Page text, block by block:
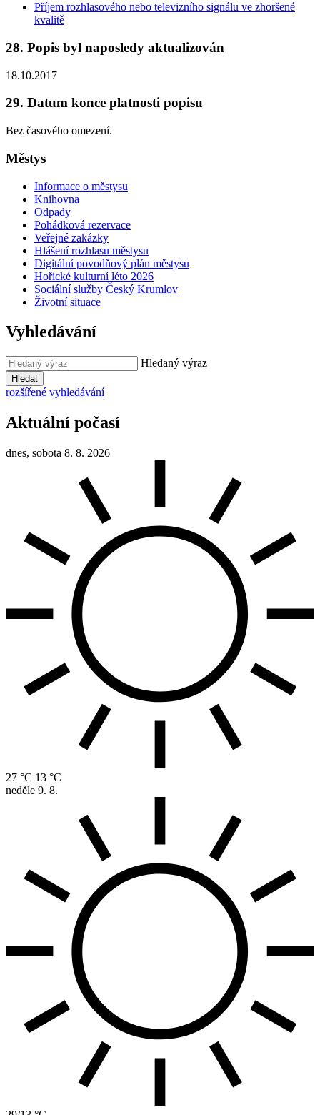
Příjem rozhlasového nebo televizního signálu ve zhoršené
kvalitě
28. Popis byl naposledy aktualizován
18.10.2017
29. Datum konce platnosti popisu
Bez časového omezení.
Městys
Informace o městysu
Knihovna
Odpady
Pohádková rezervace
Veřejné zakázky
Hlášení rozhlasu městysu
Digitální povodňový plán městysu
Hořické kulturní léto 2026
Sociální služby Český Krumlov
Životní situace
Vyhledávání
Hledaný výraz
Hledat
rozšířené vyhledávání
Aktuální počasí
dnes, sobota 8. 8. 2026
27 °C 13 °C
neděle 9. 8.